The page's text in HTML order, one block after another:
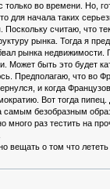
только во времени. Но,
для начала таких
Поскольку считаю, что
рынка. Тогда я
рынка
Может быть это будет
Предполагаю, что во
и когда
Вот тогда
самым безобразным
много раз тестить на
вещать о том что